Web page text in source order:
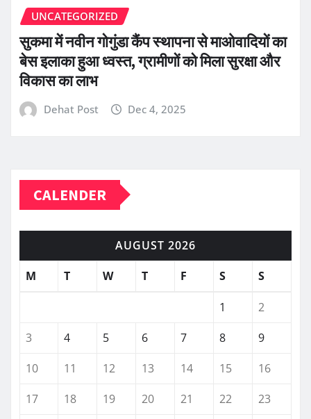
UNCATEGORIZED
सुकमा में नवीन गोगुंडा कैंप स्थापना से माओवादियों का
बेस इलाका हुआ ध्वस्त, ग्रामीणों को मिला सुरक्षा और
विकास का लाभ
Dehat Post Dec 4, 2025
CALENDER
AUGUST 2026
M
T W T F S S
1
2
3
4 5 6 7 8
9
10
11 12 13 14 15
16
17
18 19 20 21 22 23